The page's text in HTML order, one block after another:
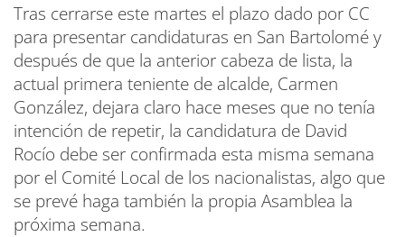
Tras cerrarse este martes el plazo dado por CC
para presentar candidaturas en San Bartolomé y
después de que la anterior cabeza de lista, la
actual primera teniente de alcalde, Carmen
González, dejara claro hace meses que no tenía
intención de repetir, la candidatura de David
Rocío debe ser confirmada esta misma semana
por el Comité Local de los nacionalistas, algo que
se prevé haga también la propia Asamblea la
próxima semana.